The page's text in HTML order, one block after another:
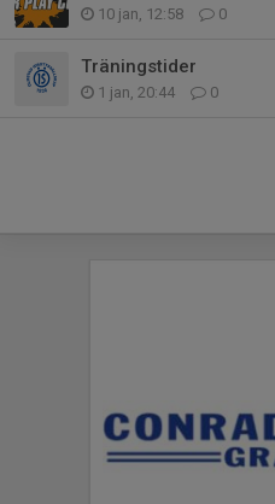
10 jan, 12:58 0
Träningstider
1 jan, 20:44 0